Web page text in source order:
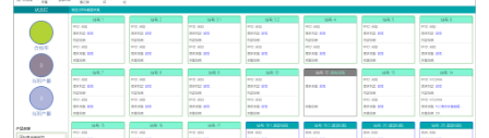
物流立库控制上位机软件
PDA手持终端WinCE上位机软件
WMS和WCS二合一